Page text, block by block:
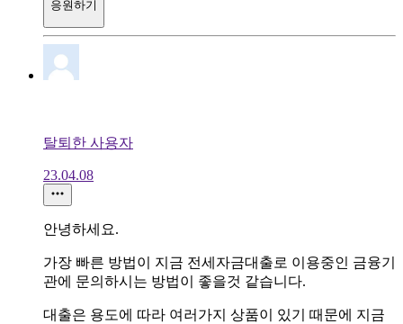
응원하기
탈퇴한 사용자
23.04.08
안녕하세요.
가장 빠른 방법이 지금 전세자금대출로 이용중인 금융기
관에 문의하시는 방법이 좋을것 같습니다.
대출은 용도에 따라 여러가지 상품이 있기 때문에 지금